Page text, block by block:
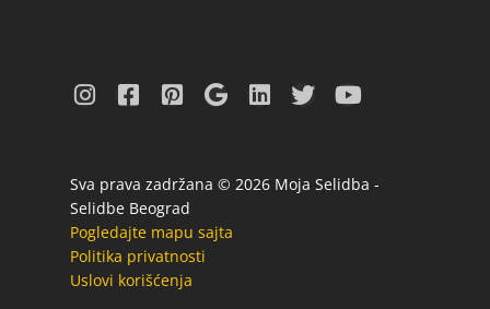
Sva prava zadržana © 2026 Moja Selidba -
Selidbe Beograd
Pogledajte mapu sajta
Politika privatnosti
Uslovi korišćenja